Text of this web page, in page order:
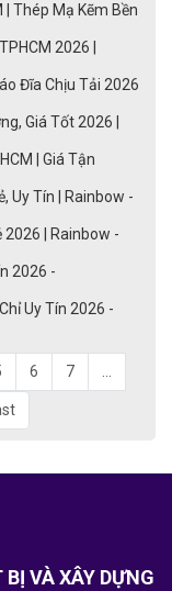
| Thép Mạ Kẽm Bền
2026 |
Đĩa Chịu Tải 2026
Giá Tốt 2026 |
| Giá Tận
Uy Tín | Rainbow -
2026 | Rainbow -
2026 -
Uy Tín 2026 -
6 7
VÀ XÂY DỰNG